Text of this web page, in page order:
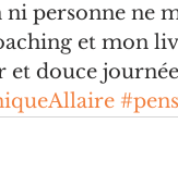
personne ne
et mon
et douce